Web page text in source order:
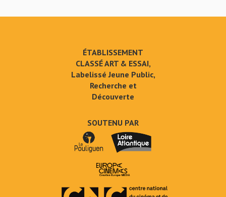
ÉTABLISSEMENT
CLASSÉ ART & ESSAI,
Labelissé Jeune Public,
Recherche et
Découverte
SOUTENU PAR